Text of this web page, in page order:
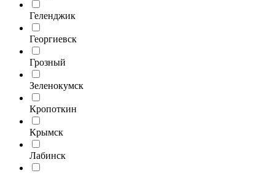
Геленджик
Георгиевск
Грозный
Зеленокумск
Кропоткин
Крымск
Лабинск